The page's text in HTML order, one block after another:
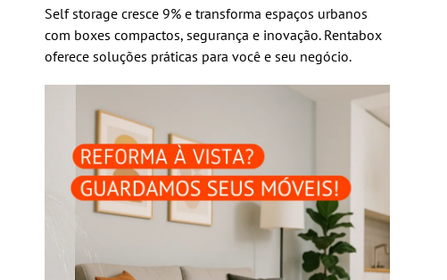
Self storage cresce 9% e transforma espaços urbanos
com boxes compactos, segurança e inovação. Rentabox
oferece soluções práticas para você e seu negócio.